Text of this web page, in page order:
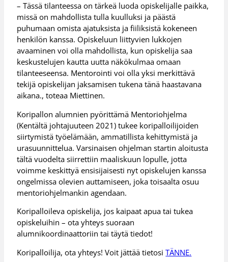
– Tässä tilanteessa on tärkeä luoda opiskelijalle paikka,
missä on mahdollista tulla kuulluksi ja päästä
puhumaan omista ajatuksista ja fiiliksistä kokeneen
henkilön kanssa. Opiskeluun liittyvien lukkojen
avaaminen voi olla mahdollista, kun opiskelija saa
keskustelujen kautta uutta näkökulmaa omaan
tilanteeseensa. Mentorointi voi olla yksi merkittävä
tekijä opiskelijan jaksamisen tukena tänä haastavana
aikana., toteaa Miettinen.
Koripallon alumnien pyörittämä Mentoriohjelma
(Kentältä johtajuuteen 2021) tukee koripalloilijoiden
siirtymistä työelämään, ammatillista kehittymistä ja
urasuunnittelua. Varsinaisen ohjelman startin aloitusta
tältä vuodelta siirrettiin maaliskuun lopulle, jotta
voimme keskittyä ensisijaisesti nyt opiskelujen kanssa
ongelmissa olevien auttamiseen, joka toisaalta osuu
mentoriohjelmankin agendaan.
Koripalloileva opiskelija, jos kaipaat apua tai tukea
opiskeluihin – ota yhteys suoraan
alumnikoordinaattoriin tai täytä tiedot!
Koripalloilija, ota yhteys! Voit jättää tietosiTÄNNE.